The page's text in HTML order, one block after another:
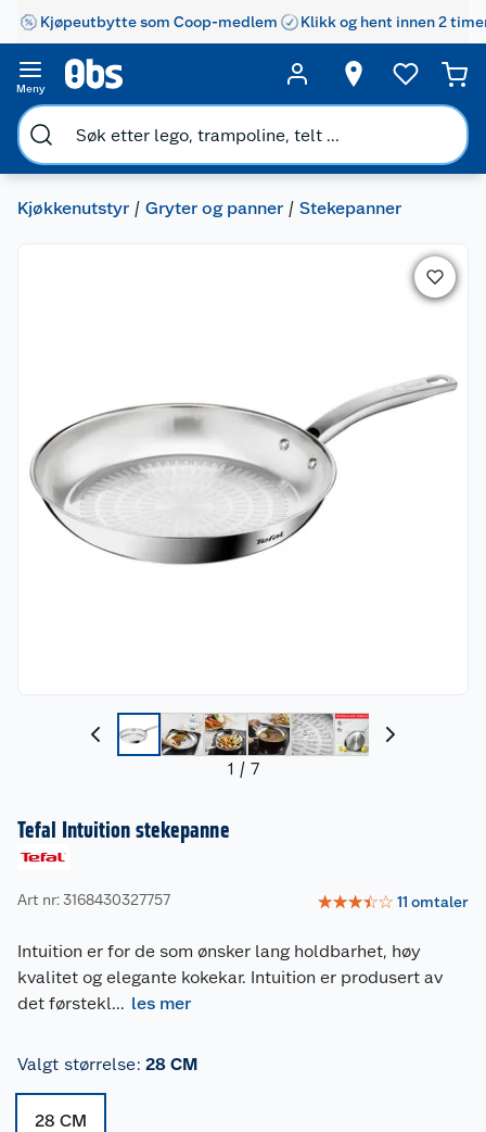
Kjøpeutbytte som Coop-medlem Klikk og hent innen 2
Meny
Kjøkkenutstyr Gryter og panner Stekepanner
1 / 7
Tefal Intuition stekepanne
Art nr: 3168430327757 ☆☆☆☆☆ 11 omtaler
Intuition er for de som ønsker lang holdbarhet, høy
kvalitet og elegante kokekar. Intuition er produsert av
det førstekl... les mer
Valgt størrelse: 28 CM
28 CM